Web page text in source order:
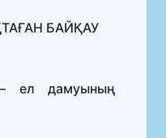
БАЙҚАУ
ел дамуының